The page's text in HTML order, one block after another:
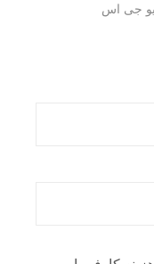
جی اس